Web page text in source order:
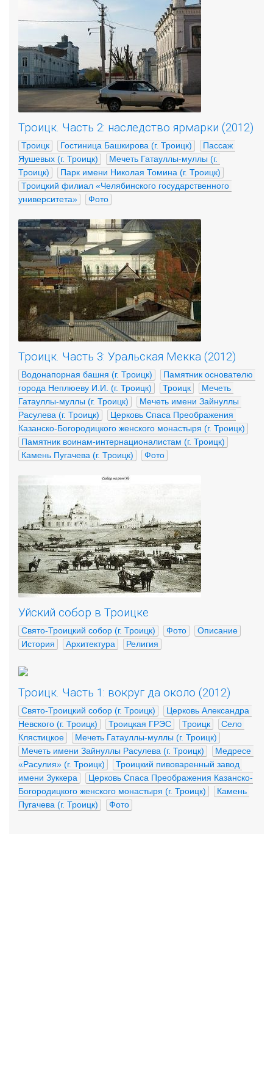
Троицк. Часть 2: наследство ярмарки (2012)
Троицк Гостиница Башкирова (г. Троицк)
Пассаж
Яушевых (г. Троицк)
Мечеть Гатауллы-муллы (г.
Троицк)
Парк имени Николая Томина (г. Троицк)
Троицкий филиал «Челябинского государственного
университета»
Фото
Троицк. Часть 3: Уральская Мекка (2012)
Водонапорная башня (г. Троицк)
Памятник основателю
города Неплюеву И.И. (г. Троицк)
Троицк
Мечеть
Гатауллы-муллы (г. Троицк)
Мечеть имени Зайнуллы
Расулева (г. Троицк)
Церковь Спаса Преображения
Казанско-Богородицкого женского монастыря (г. Троицк)
Памятник воинам-интернационалистам (г. Троицк)
Камень Пугачева (г. Троицк)
Фото
Уйский собор в Троицке
Свято-Троицкий собор (г. Троицк) Фото
Описание
История
Архитектура Религия
Троицк. Часть 1: вокруг да около (2012)
Свято-Троицкий собор (г. Троицк)
Церковь Александра
Невского (г. Троицк)
Троицкая ГРЭС Троицк
Село
Клястицкое
Мечеть Гатауллы-муллы (г. Троицк)
Мечеть имени Зайнуллы Расулева (г. Троицк)
Медресе
«Расулия» (г. Троицк)
Троицкий пивоваренный завод
имени Зуккера
Церковь Спаса Преображения Казанско-
Богородицкого женского монастыря (г. Троицк)
Камень
Пугачева (г. Троицк)
Фото